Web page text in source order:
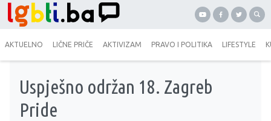
AKTUELNO LIČNE PRIČE AKTIVIZAM PRAVO I POLITIKA LIFESTYLE
Uspješno održan 18. Zagreb
Pride